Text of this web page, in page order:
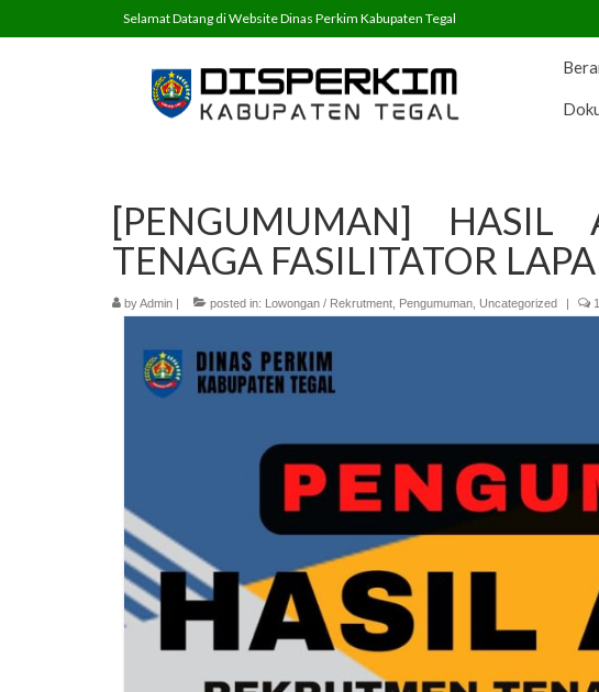
Selamat Datang di Website Dinas Perkim Kabupaten Tegal
[PENGUMUMAN] HASIL
TENAGA FASILITATOR
byAdmin | posted in: Lowongan / Rekrutment Pengumuman Uncategorized | 1